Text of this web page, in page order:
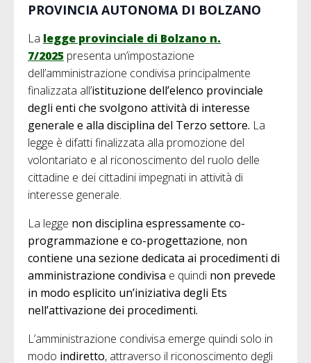
PROVINCIA AUTONOMA DI BOLZANO
La legge provinciale di Bolzano n.
7/2025 presenta un’impostazione
dell’amministrazione condivisa principalmente
finalizzata all’istituzione dell’elenco provinciale
degli enti che svolgono attività di interesse
generale e alla disciplina del Terzo settore. La
legge è difatti finalizzata alla promozione del
volontariato e al riconoscimento del ruolo delle
cittadine e dei cittadini impegnati in attività di
interesse generale.
La legge non disciplina espressamente co-
programmazione e co-progettazione, non
contiene una sezione dedicata ai procedimenti di
amministrazione condivisa e quindi non prevede
in modo esplicito un’iniziativa degli Ets
nell’attivazione dei procedimenti.
L’amministrazione condivisa emerge quindi solo in
modo indiretto, attraverso il riconoscimento degli